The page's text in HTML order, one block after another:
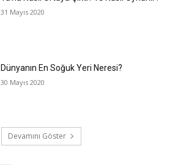
31 Mayıs 2020
Dünyanın En Soğuk Yeri Neresi?
30 Mayıs 2020
Devamını Göster